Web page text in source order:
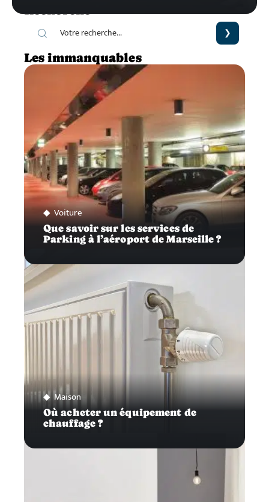
Recherche
Les immanquables
Voiture
Que savoir sur les services de
Parking à l’aéroport de Marseille ?
Maison
Où acheter un équipement de
chauffage ?